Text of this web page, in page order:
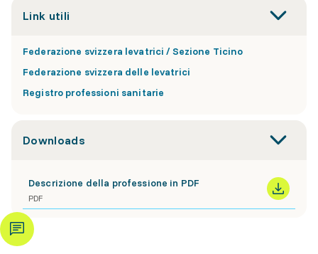
Link utili
Federazione svizzera levatrici / Sezione Ticino
Federazione svizzera delle levatrici
Registro professioni sanitarie
Downloads
Descrizione della professione in PDF
PDF